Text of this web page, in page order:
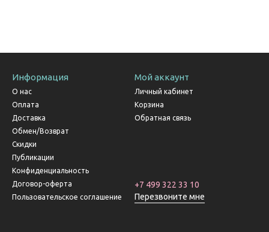
Информация
О нас
Оплата
Доставка
Обмен/Возврат
Скидки
Публикации
Конфиденциальность
Договор-оферта
Пользовательское соглашение
Мой аккаунт
Личный кабинет
Корзина
Обратная связь
+7 499 322 33 10
Перезвоните мне